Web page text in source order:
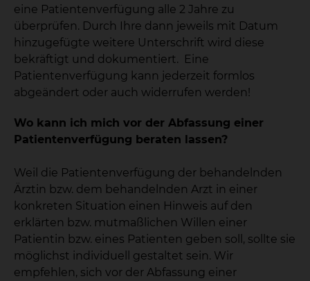
eine Patientenverfügung alle 2 Jahre zu
überprüfen. Durch Ihre dann jeweils mit Datum
hinzugefügte weitere Unterschrift wird diese
bekräftigt und dokumentiert. Eine
Patientenverfügung kann jederzeit formlos
abgeändert oder auch widerrufen werden!
Wo kann ich mich vor der Abfassung einer
Patientenverfügung beraten lassen?
Weil die Patientenverfügung der behandelnden
Ärztin bzw. dem behandelnden Arzt in einer
konkreten Situation einen Hinweis auf den
erklärten bzw. mutmaßlichen Willen einer
Patientin bzw. eines Patienten geben soll, sollte sie
möglichst individuell gestaltet sein. Wir
empfehlen, sich vor der Abfassung einer